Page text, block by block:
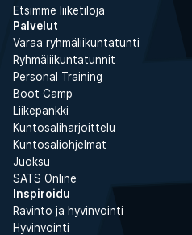
Etsimme liiketiloja
Palvelut
Varaa ryhmäliikuntatunti
Ryhmäliikuntatunnit
Personal Training
Boot Camp
Liikepankki
Kuntosaliharjoittelu
Kuntosaliohjelmat
Juoksu
SATS Online
Inspiroidu
Ravinto ja hyvinvointi
Hyvinvointi